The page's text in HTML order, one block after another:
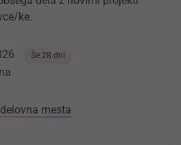
ke.
Še 28 dni
mesta